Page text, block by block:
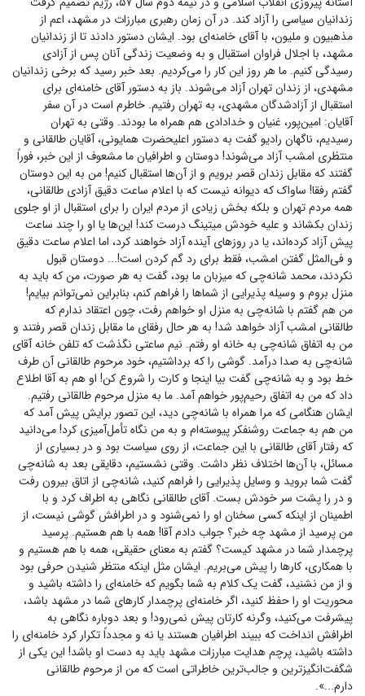
زندانیان سیاسی را آزاد کند. در آن زمان رهبری مبارزات در مشهد، اعم از
مذهبیون و ملیون، با آقای خامنه‌ای بود. ایشان دستور دادند تا از زندانیان
مشهد، با اجلال فراوان استقبال و به وضعیت زندگی آنان پس از آزادی
رسیدگی کنیم. ما هر روز این کار را می‌کردیم. بعد خبر رسید که برخی زندانیان
مشهدی، از زندان تهران آزاد می‌شوند. باز به دستور آقای خامنه‌ای برای
استقبال از آزادشدگان مشهدی، به تهران رفتیم. خاطرم است در آن سفر
آقایان: امین‌پور، غنیان و خدادادی هم همراه ما بودند. وقتی به تهران
رسیدیم، ناگهان رادیو گفت به دستور اعلیحضرت همایونی، آقایان طالقانی و
منتظری امشب آزاد می‌شوند! دوستان و اطرافیان ما مشعوف از این خبر، فوراً
گفتند که مقابل زندان قصر برویم و از آن‌ها استقبال کنیم! من به این دوستان
گفتم رفقا! ساواک که دیوانه نیست که با اعلام ساعت دقیق آزادی طالقانی،
همه مردم تهران و بلکه بخش زیادی از مردم ایران را برای استقبال از او جلوی
زندان بکشاند و علیه خودش میتینگ درست کند! این‌ها یا او را چند ساعت
پیش آزاد کرده‌اند، یا در روز‌های آینده آزاد خواهند کرد، اما اعلام ساعت دقیق
و فی‌المثل گفتن امشب، فقط برای رد گم کردن است!... دوستان قبول
نکردند، محمد شانه‌چی که میزبان ما بود، گفت به هر صورت، من که باید به
منزل بروم و وسیله پذیرایی از شما‌ها را فراهم کنم، بنابراین نمی‌توانم بیایم!
من هم گفتم با شانه‌چی به منزل او خواهم رفت، چون اعتقاد ندارم که
طالقانی امشب آزاد خواهد شد! به هر حال رفقای ما مقابل زندان قصر رفتند و
من به اتفاق شانه‌چی به خانه او رفتم. نیم ساعتی نگذشت که تلفن خانه آقای
شانه‌چی به صدا درآمد. گوشی را که برداشتیم، خود مرحوم طالقانی آن طرف
خط بود و به شانه‌چی گفت بیا اینجا و کارت را شروع کن! او هم به آقا اطلاع
داد که من به اتفاق رحیم‌پور خواهم آمد. ما به منزل مرحوم طالقانی رفتیم.
ایشان هنگامی که مرا همراه با شانه‌چی دید، این تصور برایش پیش آمد که
من هم به جماعت روشنفکر پیوسته‌ام و به من نگاه تأمل‌آمیزی کرد! می‌دانید
که رفتار آقای طالقانی با این جماعت، از روی سیاست بود و در بسیاری از
مسائل، با آن‌ها اختلاف نظر داشت. وقتی نشستیم، دقایقی بعد به شانه‌چی
گفت شما بروید و وسایل پذیرایی را فراهم کنید، شانه‌چی از اتاق بیرون رفت
و در را پشت سر خودش بست. آقای طالقانی نگاهی به اطراف کرد و با
اطمینان از اینکه کسی سخنان او را نمی‌شنود و در اطرافش گوشی نیست، از
من پرسید از مشهد چه خبر؟ جواب دادم آقا! همه با هم هستیم. پرسید
پرچمدار شما در مشهد کیست؟ گفتم به معنای حقیقی، همه با هم هستیم و
با همکاری، کار‌ها را پیش می‌بریم. ایشان مثل اینکه منتظر شنیدن حرفی بود
و از من نشنید، گفت یک کلام به شما بگویم که خامنه‌ای را داشته باشید و
محوریت او را حفظ کنید، اگر خامنه‌ای پرچمدار کار‌های شما در مشهد باشد،
پیشرفت می‌کنید، وگرنه کارتان پیش نمی‌رود! و بعد دوباره نگاهی به
اطرافش انداخت که ببیند اطرافیان هستند یا نه و مجدداً تکرار کرد خامنه‌ای را
داشته باشید، پرچم هدایت مبارزات مشهد باید به دست او باشد! این یکی از
شگفت‌انگیز‌ترین و جالب‌ترین خاطراتی است که من از مرحوم طالقانی
دارم...».